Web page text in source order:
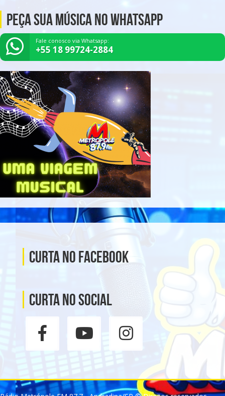
Peça Sua Música no Whatsapp
Fale conosco via Whatsapp:
+55 18 99724-2884
Curta no Facebook
Curta no social